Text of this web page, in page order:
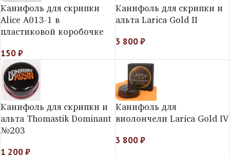
Канифоль для скрипки
Alice А013-1 в
пластиковой коробочке
150₽
Канифоль для скрипки и
альта Larica Gold II
3 800₽
Канифоль для скрипки и
альта Thomastik Dominant
№203
1 200₽
Канифоль для
виолончели Larica Gold IV
3 800₽